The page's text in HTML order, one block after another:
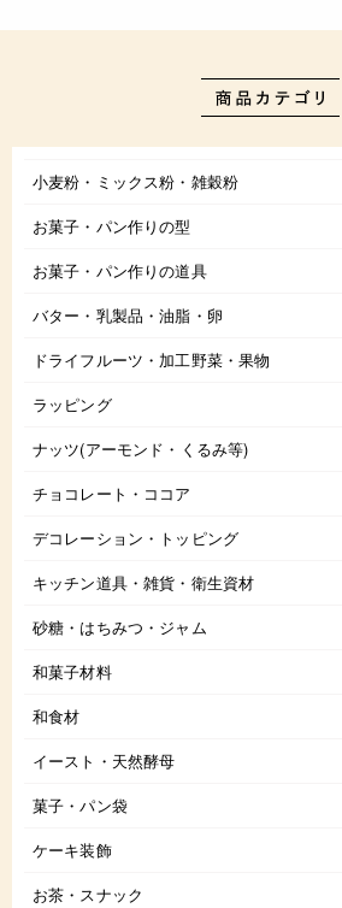
小麦粉・ミックス粉・雑穀粉
お菓子・パン作りの型
お菓子・パン作りの道具
バター・乳製品・油脂・卵
ドライフルーツ・加工野菜・果物
ラッピング
ナッツ(アーモンド・くるみ等)
チョコレート・ココア
デコレーション・トッピング
キッチン道具・雑貨・衛生資材
砂糖・はちみつ・ジャム
和菓子材料
和食材
イースト・天然酵母
菓子・パン袋
ケーキ装飾
お茶・スナック